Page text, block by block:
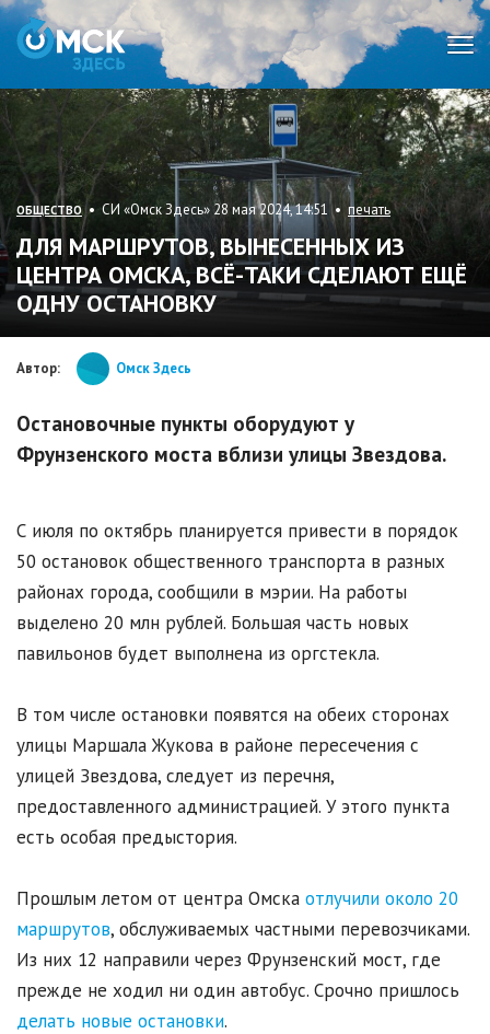
ОБЩЕСТВО• СИ «Омск Здесь» 28 мая 2024, 14:51 • печать
ДЛЯ МАРШРУТОВ, ВЫНЕСЕННЫХ ИЗ
ЦЕНТРА ОМСКА, ВСЁ-ТАКИ СДЕЛАЮТ ЕЩЁ
ОДНУ ОСТАНОВКУ
Автор: Омск Здесь
Остановочные пункты оборудуют у
Фрунзенского моста вблизи улицы Звездова.
С июля по октябрь планируется привести в порядок
50 остановок общественного транспорта в разных
районах города, сообщили в мэрии. На работы
выделено 20 млн рублей. Большая часть новых
павильонов будет выполнена из оргстекла.
В том числе остановки появятся на обеих сторонах
улицы Маршала Жукова в районе пересечения с
улицей Звездова, следует из перечня,
предоставленного администрацией. У этого пункта
есть особая предыстория.
Прошлым летом от центра Омска отлучили около 20
маршрутов, обслуживаемых частными перевозчиками.
Из них 12 направили через Фрунзенский мост, где
прежде не ходил ни один автобус. Срочно пришлось
делать новые остановки.